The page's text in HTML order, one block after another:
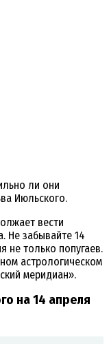
ли они
Июльского.
вести
Не забывайте 14
не только попугаев.
астрологическом
меридиан».
на 14 апреля